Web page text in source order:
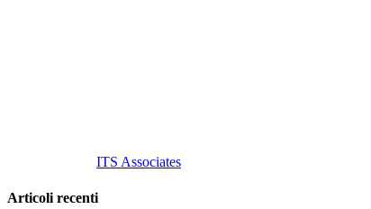
ITS Associates
Articoli recenti